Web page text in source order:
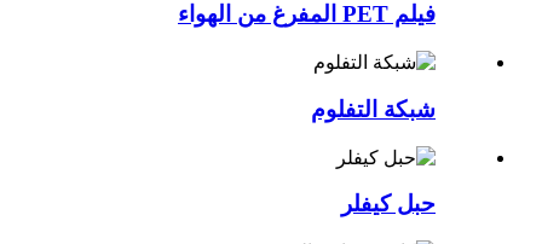
فيلم PET المفرغ من الهواء
شبكة التفلوم
حبل كيفلر